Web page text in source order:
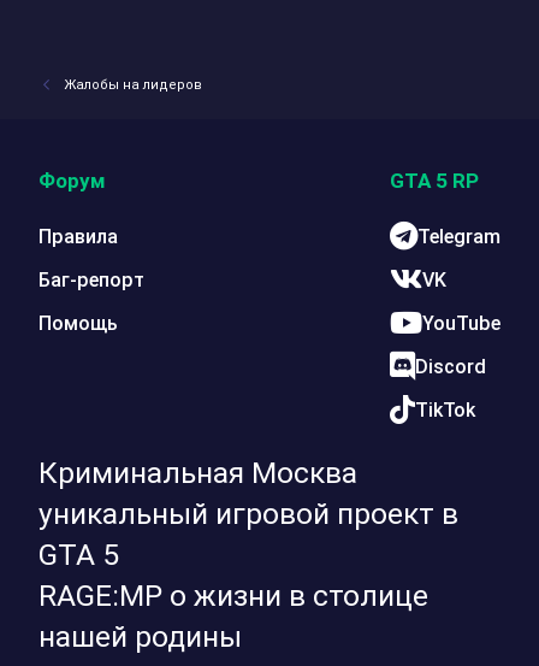
Жалобы на лидеров
Криминальная Москва
уникальный игровой проект в
GTA 5
RAGE:MP о жизни в столице
нашей родины
Форум
Правила
Баг-репорт
Помощь
GTA 5 RP
Telegram
VK
YouTube
Discord
TikTok